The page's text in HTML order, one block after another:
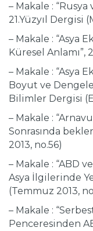
– Makale : “Rusya
21.Yüzyıl Dergisi
– Makale : “Asya
Küresel Anlamı”,
– Makale : “Asya
Boyut ve
Bilimler Dergisi
– Makale :
Sonrasında
2013, no.56)
– Makale : “ABD
Asya İlgilerinde
(Temmuz 2013,
– Makale :
Penceresinden